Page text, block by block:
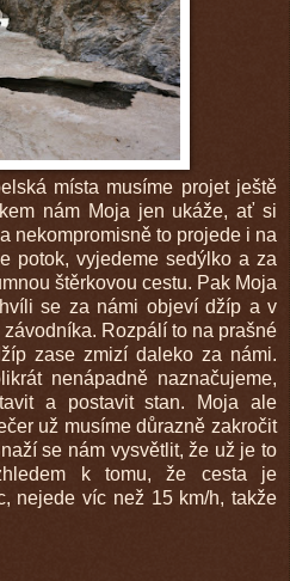
místa musíme projet ještě
nám Moja jen ukáže, ať si
nekompromisně to projede i na
potok, vyjedeme sedýlko a za
štěrkovou cestu. Pak Moja
se za námi objeví džíp a v
Rozpálí to na prašné
zase zmizí daleko za námi.
nenápadně naznačujeme,
a postavit stan. Moja ale
už musíme důrazně zakročit
se nám vysvětlit, že už je to
k tomu, že cesta je
nejede víc než 15 km/h, takže